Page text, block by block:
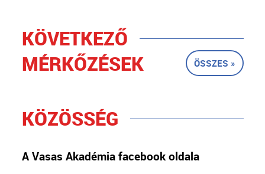
KÖVETKEZŐ
MÉRKŐZÉSEK
ÖSSZES »
KÖZÖSSÉG
A Vasas Akadémia facebook oldala